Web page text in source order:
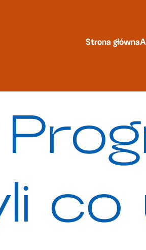
Strona główna
co